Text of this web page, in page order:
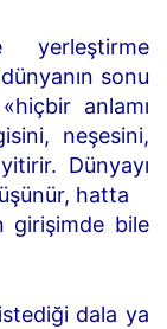
sonu
anlamı
neşesini,
Dünyayı
hatta
girişimde bile
dala ya